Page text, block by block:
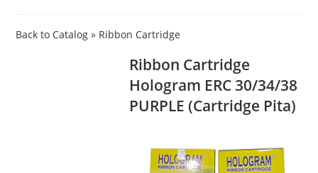
Back to Catalog Ribbon Cartridge
Ribbon Cartridge
Hologram ERC 30/34/38
PURPLE (Cartridge Pita)